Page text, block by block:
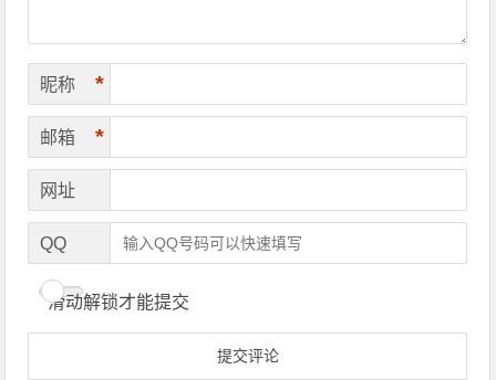
昵称 *
邮箱 *
网址
QQ
滑动解锁才能提交